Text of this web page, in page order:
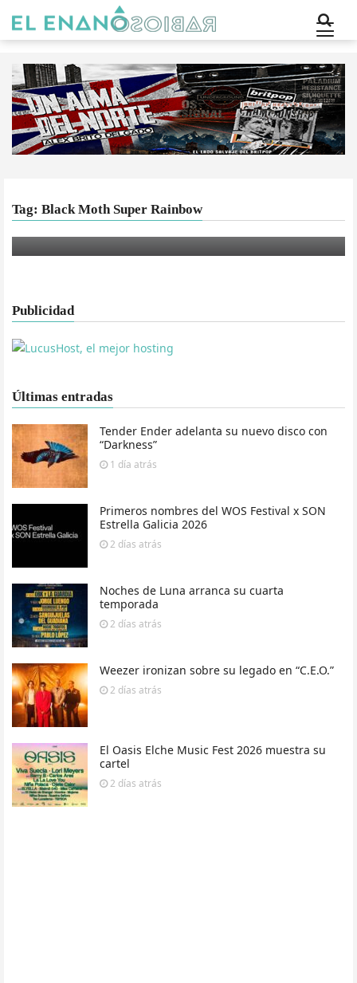
Tag: Black Moth Super Rainbow
Fun Fun Fun Fest 2012 traerá el regreso de
Publicidad
Últimas entradas
Tender Ender adelanta su nuevo disco con
“Darkness”
1 día atrás
Primeros nombres del WOS Festival x SON
Estrella Galicia 2026
2 días atrás
Noches de Luna arranca su cuarta
temporada
2 días atrás
Weezer ironizan sobre su legado en “C.E.O.”
2 días atrás
El Oasis Elche Music Fest 2026 muestra su
cartel
2 días atrás